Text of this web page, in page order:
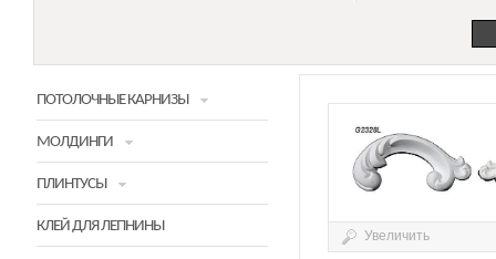
ПОТОЛОЧНЫЕ КАРНИЗЫ
МОЛДИНГИ
ПЛИНТУСЫ
КЛЕЙ ДЛЯ ЛЕПНИНЫ
Увеличить